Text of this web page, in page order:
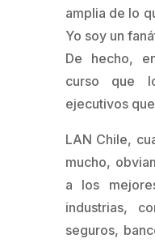
amplia de lo
Yo soy un
De hecho,
curso que
ejecutivos
LAN Chile,
mucho,
a los
industrias,
seguros,